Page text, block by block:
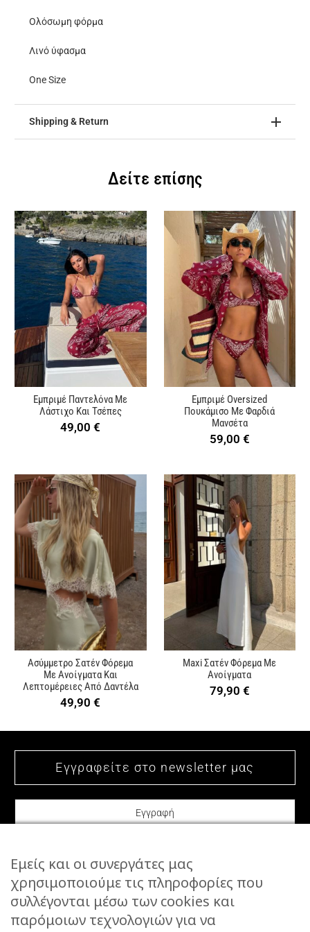
Ολόσωμη φόρμα
Λινό ύφασμα
One Size
Shipping & Return
Δείτε επίσης
Εμπριμέ Παντελόνα Με
Λάστιχο Και Τσέπες
49,00€
Εμπριμέ Oversized
Πουκάμισο Με Φαρδιά
Μανσέτα
59,00 €
Ασύμμετρο Σατέν Φόρεμα
Με Ανοίγματα Και
Λεπτομέρειες Από Δαντέλα
49,90€
Maxi Σατέν Φόρεμα Με
Ανοίγματα
79,90 €
ΕΠΙΚΟΙΝΩΝΙΑ
STORIES
Εμείς και οι συνεργάτες μας
χρησιμοποιούμε τις πληροφορίες που
συλλέγονται μέσω των cookies και
παρόμοιων τεχνολογιών για να